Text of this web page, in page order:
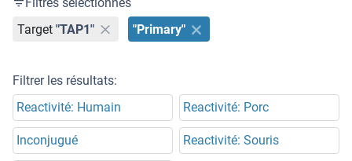
Target "TAP1" "Primary"
Filtrer les résultats:
Reactivité: Humain
Reactivité: Porc
Inconjugué Reactivité: Souris